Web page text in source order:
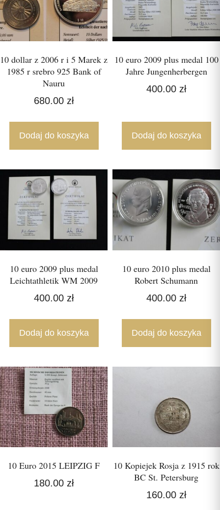
10 dollar z 2006 r i 5 Marek z
1985 r srebro 925 Bank of
Nauru
680.00 zł
Dodaj do koszyka
10 euro 2009 plus medal 100
Jahre Jungenherbergen
400.00 zł
Dodaj do koszyka
10 euro 2009 plus medal
Leichtathletik WM 2009
400.00 zł
Dodaj do koszyka
10 euro 2010 plus medal
Robert Schumann
400.00 zł
Dodaj do koszyka
10 Euro 2015 LEIPZIG F
180.00 zł
10 Kopiejek Rosja z 1915 rok
BC St. Petersburg
160.00 zł